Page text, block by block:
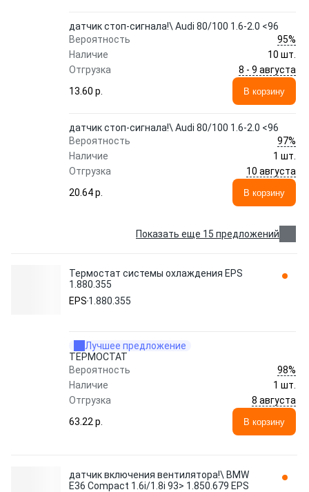
датчик стоп-сигнала!\ Audi 80/100 1.6-2.0 <96
Вероятность
95%
Наличие
10 шт.
Отгрузка
8 - 9 августа
13.60 p.
В корзину
датчик стоп-сигнала!\ Audi 80/100 1.6-2.0 <96
Вероятность
97%
Наличие
1 шт.
Отгрузка
10 августа
20.64 p.
В корзину
Показать еще 15 предложений
Термостат системы охлаждения EPS
1.880.355
EPS 1.880.355
Лучшее предложение
ТЕРМОСТАТ
Вероятность
98%
Наличие
1 шт.
Отгрузка
8 августа
63.22 p.
В корзину
датчик включения вентилятора!\ BMW
E36 Compact 1.6i/1.8i 93> 1.850.679 EPS